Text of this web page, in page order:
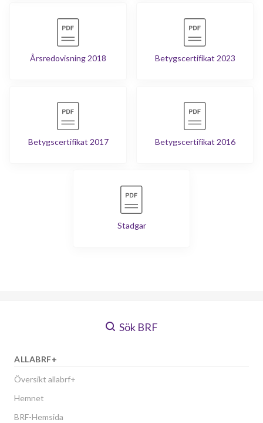
Årsredovisning 2018 Betygscertifikat 2023
Betygscertifikat 2017 Betygscertifikat 2016
Stadgar
Sök BRF
ALLABRF+
Översikt allabrf+
Hemnet
BRF-Hemsida